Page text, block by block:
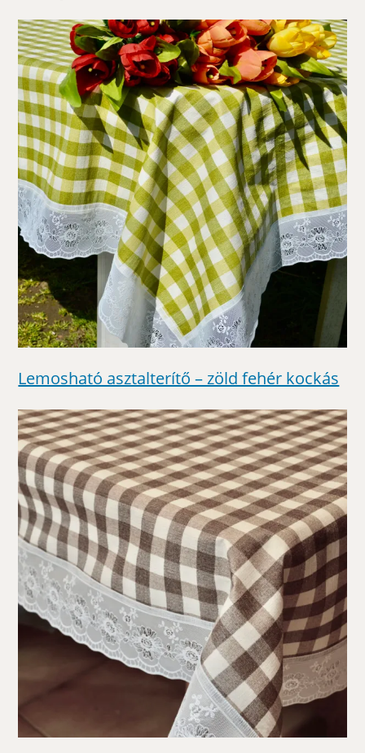
Lemosható asztalterítő – zöld fehér kockás